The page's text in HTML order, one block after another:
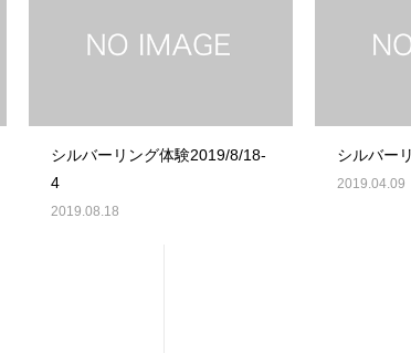
シルバーリング体験2019/8/18-
4
2019.08.18
シルバー
2019.04.09